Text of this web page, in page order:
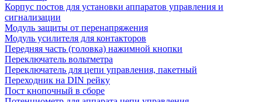
Корпус постов для установки аппаратов управления и
сигнализации
Модуль защиты от перенапряжения
Модуль усилителя для контакторов
Передняя часть (головка) нажимной кнопки
Переключатель вольтметра
Переключатель для цепи управления, пакетный
Переходник на DIN рейку
Пост кнопочный в сборе